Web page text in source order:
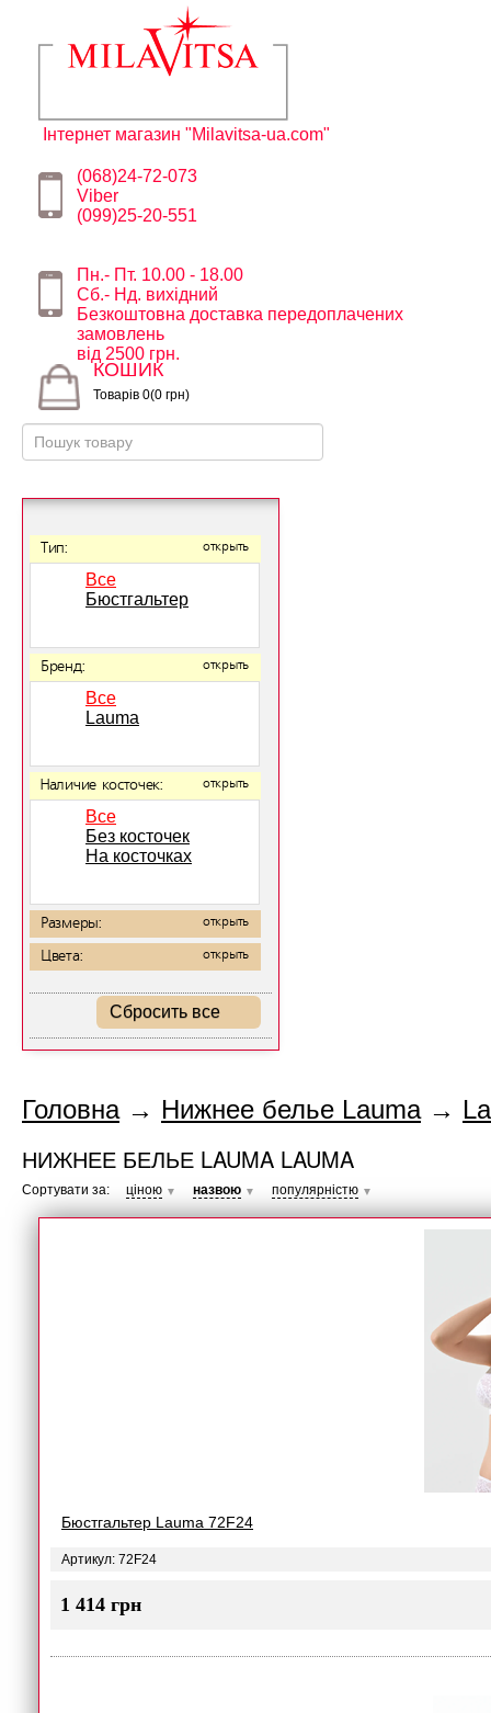
Інтернет магазин "Milavitsa-ua.com"
(068)24-72-073
Viber
(099)25-20-551
Пн.- Пт. 10.00 - 18.00
Сб.- Нд. вихідний
Безкоштовна доставка передоплачених
замовлень
від 2500 грн.
КОШИК
Товарів 0(0 грн)
Тип: открыть
Все
Бюстгальтер
Бренд: открыть
Все
Lauma
Наличие косточек: открыть
Все
Без косточек
На косточках
Размеры: открыть
Цвета: открыть
Сбросить все
Головна→ Нижнее белье Lauma→
НИЖНЕЕ БЕЛЬЕ LAUMA LAUMA
Сортувати за: ціною ▼ назвою ▼ популярністю ▼
Бюстгальтер Lauma 72F24
Артикул: 72F24
1 414 грн